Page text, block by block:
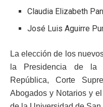
Claudia Elizabeth
José Luis Aguirre
La elección de los
la Presidencia de la
República, Corte
Abogados y Notarios y